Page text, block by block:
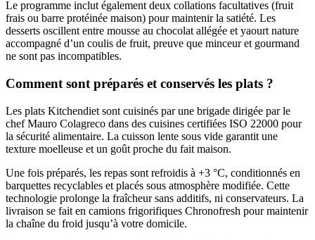
Le programme inclut également deux collations facultatives (fruit
frais ou barre protéinée maison) pour maintenir la satiété. Les
desserts oscillent entre mousse au chocolat allégée et yaourt nature
accompagné d’un coulis de fruit, preuve que minceur et gourmand
ne sont pas incompatibles.
Comment sont préparés et conservés les plats ?
Les plats Kitchendiet sont cuisinés par une brigade dirigée par le
chef Mauro Colagreco dans des cuisines certifiées ISO 22000 pour
la sécurité alimentaire. La cuisson lente sous vide garantit une
texture moelleuse et un goût proche du fait maison.
Une fois préparés, les repas sont refroidis à +3 °C, conditionnés en
barquettes recyclables et placés sous atmosphère modifiée. Cette
technologie prolonge la fraîcheur sans additifs, ni conservateurs. La
livraison se fait en camions frigorifiques Chronofresh pour maintenir
la chaîne du froid jusqu’à votre domicile.